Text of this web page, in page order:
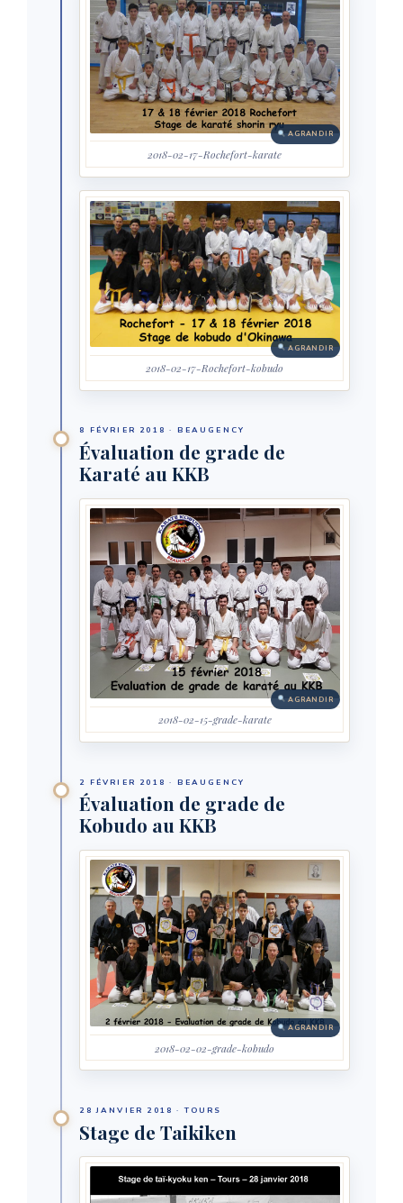
AGRANDIR
2018-02-17-Rochefort-karate
AGRANDIR
2018-02-17-Rochefort-kobudo
8 FÉVRIER 2018 · BEAUGENCY
Évaluation de grade de
Karaté au KKB
AGRANDIR
2018-02-15-grade-karate
2 FÉVRIER 2018 · BEAUGENCY
Évaluation de grade de
Kobudo au KKB
AGRANDIR
2018-02-02-grade-kobudo
28 JANVIER 2018 · TOURS
Stage de Taikiken